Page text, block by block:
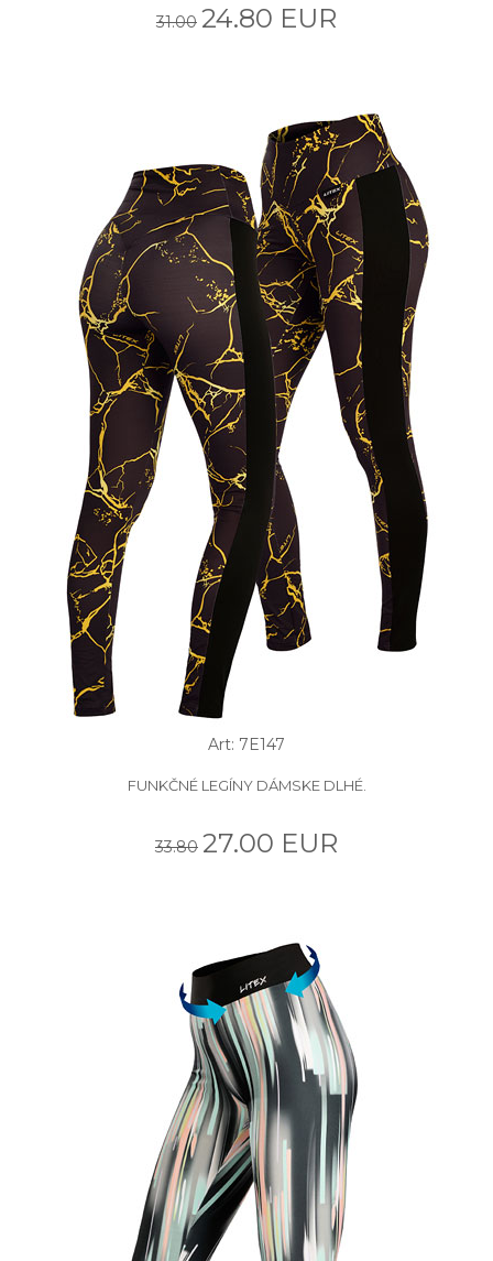
31.00 24.80 EUR
Art: 7E147
FUNKČNÉ LEGÍNY DÁMSKE DLHÉ.
33.80 27.00 EUR